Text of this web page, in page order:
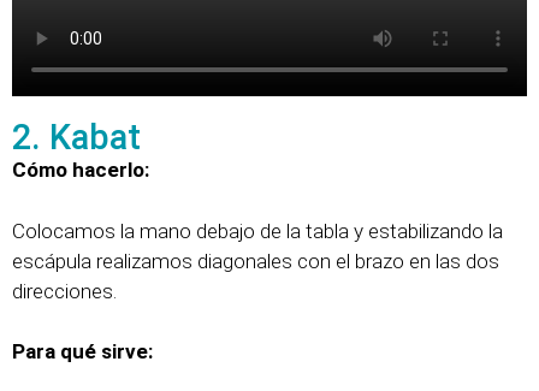
2. Kabat
Cómo hacerlo:
Colocamos la mano debajo de la tabla y estabilizando la
escápula realizamos diagonales con el brazo en las dos
direcciones.
Para qué sirve: